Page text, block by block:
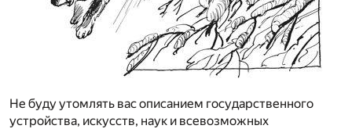
Не буду утомлять вас описанием государственного
устройства, искусств, наук и всевозможных